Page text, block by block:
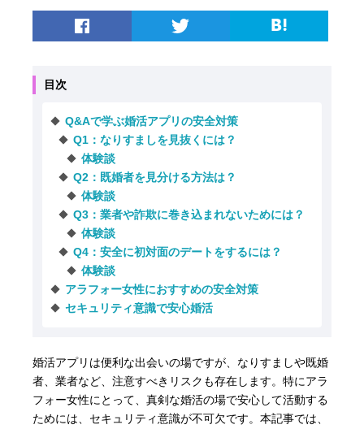
目次
Q&Aで学ぶ婚活アプリの安全対策
Q1：なりすましを見抜くには？
体験談
Q2：既婚者を見分ける方法は？
体験談
Q3：業者や詐欺に巻き込まれないためには？
体験談
Q4：安全に初対面のデートをするには？
体験談
アラフォー女性におすすめの安全対策
セキュリティ意識で安心婚活
婚活アプリは便利な出会いの場ですが、なりすましや既婚
者、業者など、注意すべきリスクも存在します。特にアラ
フォー女性にとって、真剣な婚活の場で安心して活動する
ためには、セキュリティ意識が不可欠です。本記事では、